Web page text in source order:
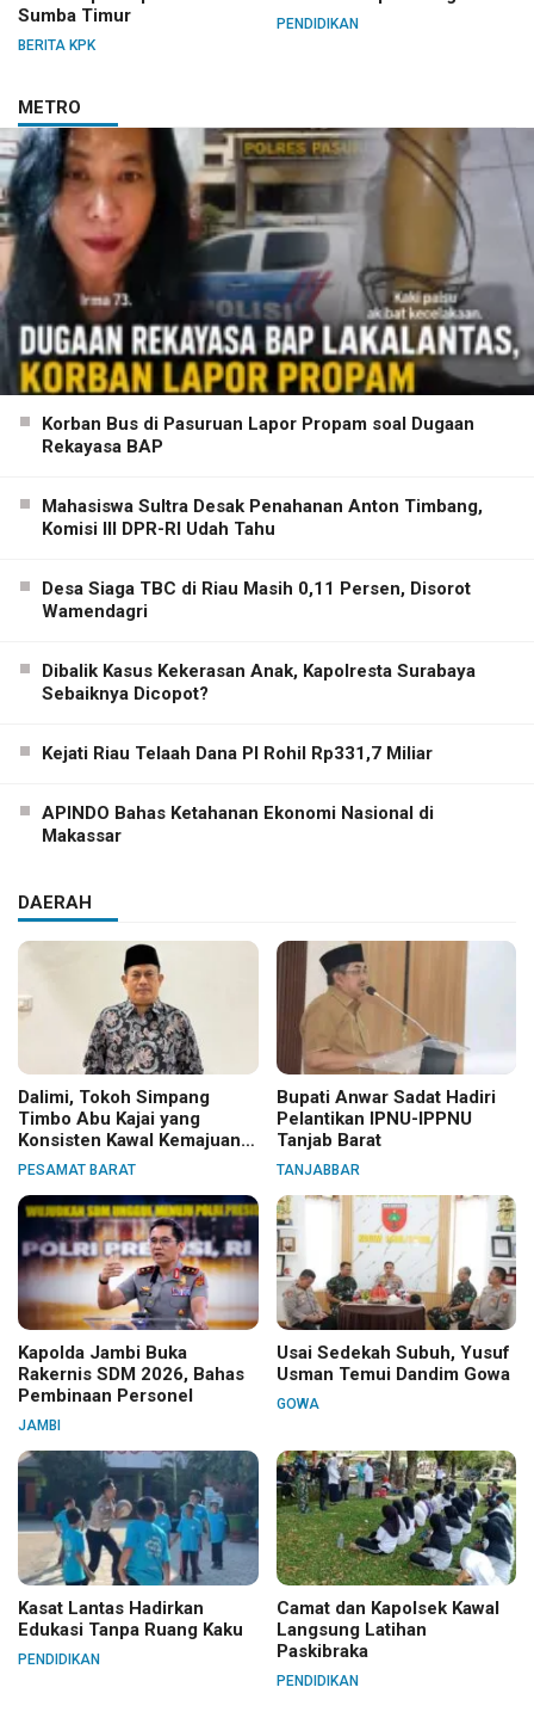
Sumba Timur
BERITA KPK
PENDIDIKAN
METRO
Korban Bus di Pasuruan Lapor Propam soal Dugaan
Rekayasa BAP
Mahasiswa Sultra Desak Penahanan Anton Timbang,
Komisi III DPR-RI Udah Tahu
Desa Siaga TBC di Riau Masih 0,11 Persen, Disorot
Wamendagri
Dibalik Kasus Kekerasan Anak, Kapolresta Surabaya
Sebaiknya Dicopot?
Kejati Riau Telaah Dana PI Rohil Rp331,7 Miliar
APINDO Bahas Ketahanan Ekonomi Nasional di
Makassar
DAERAH
Dalimi, Tokoh Simpang
Timbo Abu Kajai yang
Konsisten Kawal Kemajuan
Nagari
PESAMAT BARAT
Bupati Anwar Sadat Hadiri
Pelantikan IPNU-IPPNU
Tanjab Barat
TANJABBAR
Kapolda Jambi Buka
Rakernis SDM 2026, Bahas
Pembinaan Personel
JAMBI
Usai Sedekah Subuh, Yusuf
Usman Temui Dandim Gowa
GOWA
Kasat Lantas Hadirkan
Edukasi Tanpa Ruang Kaku
PENDIDIKAN
Camat dan Kapolsek Kawal
Langsung Latihan
Paskibraka
PENDIDIKAN